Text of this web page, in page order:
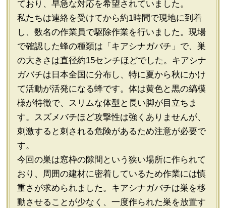
ており、早急な対応を希望されていました。
私たちは連絡を受けてから約1時間で現地に到着
し、数名の作業員で駆除作業を行いました。現場
で確認した蜂の種類は「キアシナガバチ」で、巣
の大きさは直径約15センチほどでした。キアシナ
ガバチは日本全国に分布し、特に夏から秋にかけ
て活動が活発になる蜂です。体は黄色と黒の縞模
様が特徴で、スリムな体型と長い脚が目立ちま
す。スズメバチほど攻撃性は強くありませんが、
刺激すると刺される危険があるため注意が必要で
す。
今回の巣は窓枠の隙間という狭い場所に作られて
おり、周囲の建材に密着しているため作業には慎
重さが求められました。キアシナガバチは巣を移
動させることが少なく、一度作られた巣を放置す